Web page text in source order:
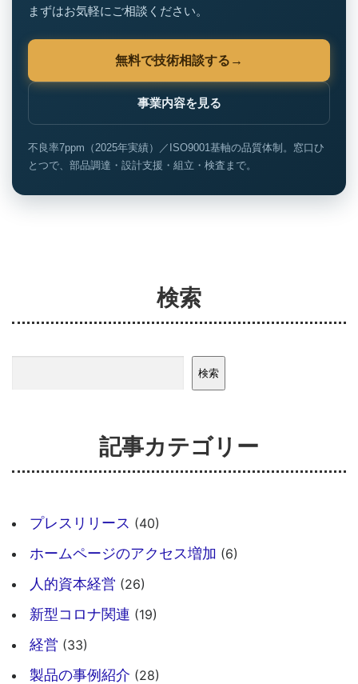
まずはお気軽にご相談ください。
無料で技術相談する
事業内容を見る
不良率7ppm（2025年実績）／ISO9001基軸の品質体制。窓口ひ
とつで、部品調達・設計支援・組立・検査まで。
検索
検索
記事カテゴリー
プレスリリース (40)
ホームページのアクセス増加 (6)
人的資本経営 (26)
新型コロナ関連 (19)
経営 (33)
製品の事例紹介 (28)